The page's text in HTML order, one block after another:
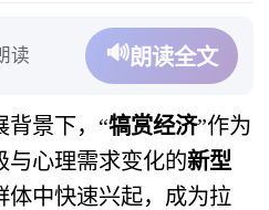
读 🔊朗读全文
背景下，“犒赏经济”作为
与心理需求变化的新型
体中快速兴起，成为拉